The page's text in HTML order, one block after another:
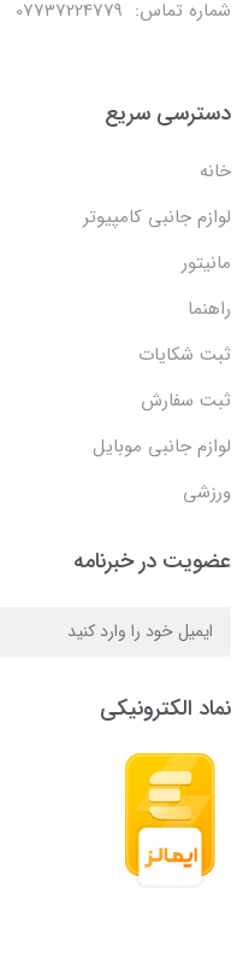
شماره تماس: 07737224779
دسترسی سریع
خانه
لوازم جانبی کامپیوتر
مانیتور
راهنما
ثبت شکایات
ثبت سفارش
لوازم جانبی موبایل
ورزشی
عضویت در خبرنامه
نماد الکترونیکی